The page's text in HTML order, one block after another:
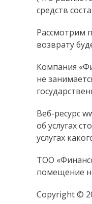
средств
Рассмотрим
возврату
Компания
не
Веб-ресурс
об услугах
услугах
ТОО
помещение
Copyright ©